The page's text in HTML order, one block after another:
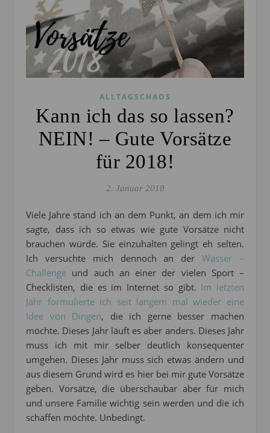
ALLTAGSCHAOS
Kann ich das so lassen?
NEIN! – Gute Vorsätze
für 2018!
2. Januar 2018
Viele Jahre stand ich an dem Punkt, an dem ich mir
sagte, dass ich so etwas wie gute Vorsätze nicht
brauchen würde. Sie einzuhalten gelingt eh selten.
Ich versuchte mich dennoch an derWasser –
Challenge und auch an einer der vielen Sport –
Checklisten, die es im Internet so gibt. Im letzten
Jahr formulierte ich seit langem mal wieder eine
Idee von Dingen, die ich gerne besser machen
möchte. Dieses Jahr läuft es aber anders. Dieses Jahr
muss ich mit mir selber deutlich konsequenter
umgehen. Dieses Jahr muss sich etwas ändern und
aus diesem Grund wird es hier bei mir gute Vorsätze
geben. Vorsätze, die überschaubar aber für mich
und unsere Familie wichtig sein werden und die ich
schaffen möchte. Unbedingt.